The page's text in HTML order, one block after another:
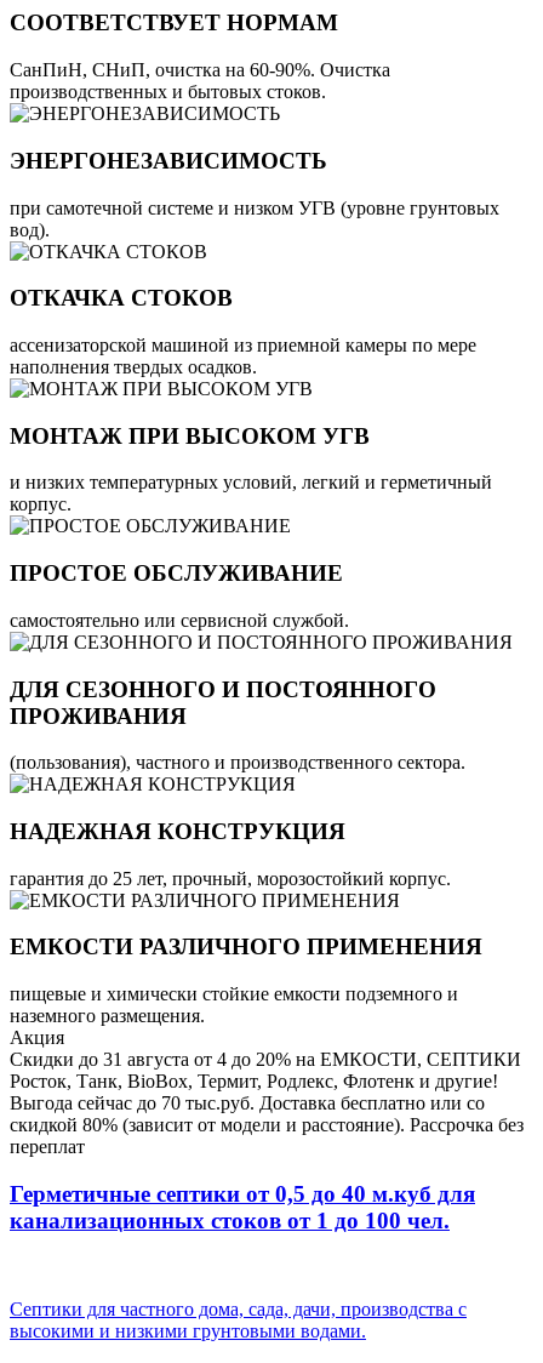
СООТВЕТСТВУЕТ НОРМАМ
СанПиН, СНиП, очистка на 60-90%. Очистка
производственных и бытовых стоков.
ЭНЕРГОНЕЗАВИСИМОСТЬ
при самотечной системе и низком УГВ (уровне грунтовых
вод).
ОТКАЧКА СТОКОВ
ассенизаторской машиной из приемной камеры по мере
наполнения твердых осадков.
МОНТАЖ ПРИ ВЫСОКОМ УГВ
и низких температурных условий, легкий и герметичный
корпус.
ПРОСТОЕ ОБСЛУЖИВАНИЕ
самостоятельно или сервисной службой.
ДЛЯ СЕЗОННОГО И ПОСТОЯННОГО
ПРОЖИВАНИЯ
(пользования), частного и производственного сектора.
НАДЕЖНАЯ КОНСТРУКЦИЯ
гарантия до 25 лет, прочный, морозостойкий корпус.
ЕМКОСТИ РАЗЛИЧНОГО ПРИМЕНЕНИЯ
пищевые и химически стойкие емкости подземного и
наземного размещения.
Акция
Скидки до 31 августа от 4 до 20% на ЕМКОСТИ, СЕПТИКИ
Росток, Танк, BioBox, Термит, Родлекс, Флотенк и другие!
Выгода сейчас до 70 тыс.руб. Доставка бесплатно или со
скидкой 80% (зависит от модели и расстояние). Рассрочка без
переплат
Герметичные септики от 0,5 до 40 м.куб для
канализационных стоков от 1 до 100 чел.
Септики для частного дома, сада, дачи, производства с
высокими и низкими грунтовыми водами.